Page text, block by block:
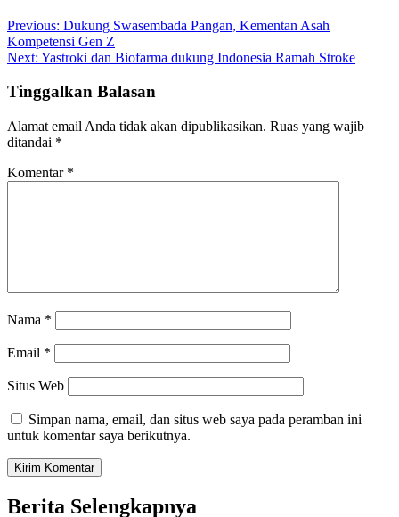
Previous: Dukung Swasembada Pangan, Kementan Asah
Kompetensi Gen Z
Next: Yastroki dan Biofarma dukung Indonesia Ramah Stroke
Tinggalkan Balasan
Alamat email Anda tidak akan dipublikasikan. Ruas yang wajib
ditandai *
Komentar *
Nama *
Email *
Situs Web
Simpan nama, email, dan situs web saya pada peramban ini
untuk komentar saya berikutnya.
Berita Selengkapnya